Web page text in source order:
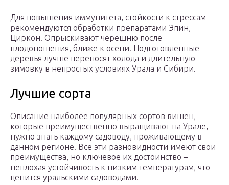
Для повышения иммунитета, стойкости к стрессам
рекомендуются обработки препаратами Эпин,
Циркон. Опрыскивают черешню после
плодоношения, ближе к осени. Подготовленные
деревья лучше переносят холода и длительную
зимовку в непростых условиях Урала и Сибири.
Лучшие сорта
Описание наиболее популярных сортов вишен,
которые преимущественно выращивают на Урале,
нужно знать каждому садоводу, проживающему в
данном регионе. Все эти разновидности имеют свои
преимущества, но ключевое их достоинство –
неплохая устойчивость к низким температурам, что
ценится уральскими садоводами.